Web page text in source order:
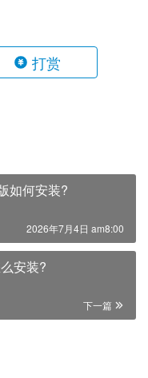
打赏
如何安装?
2026年7月4日 am8:00
安装?
下一篇